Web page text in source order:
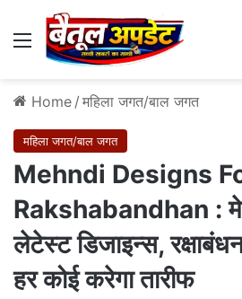
Menu
Home / महिला जगत/बाल जगत
महिला जगत/बाल जगत
Mehndi Designs
Rakshabandhan :
लेटेस्‍ट डिजाइन्‍स,
हर कोई करेगा तारीफ